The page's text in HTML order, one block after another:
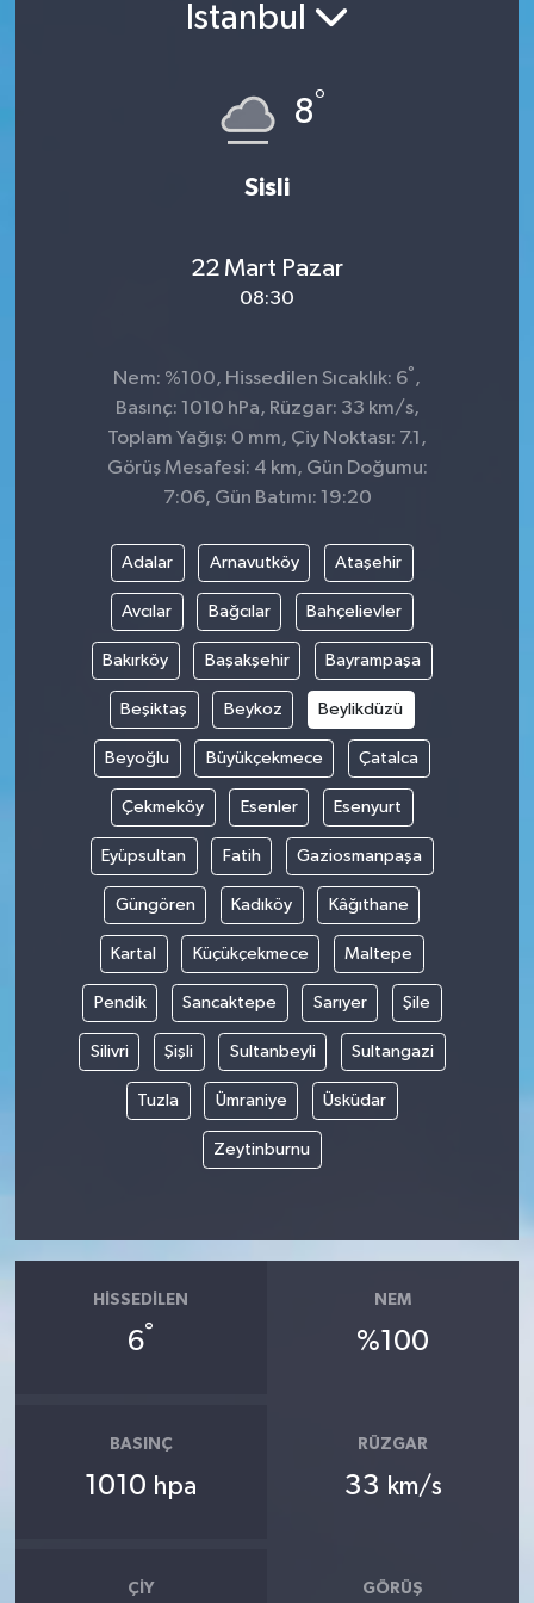
İstanbul
8°
Sisli
22 Mart Pazar
08:30
Nem: %100, Hissedilen Sıcaklık: 6° ,
Basınç: 1010 hPa, Rüzgar: 33 km/s,
Toplam Yağış: 0 mm, Çiy Noktası: 7.1,
Görüş Mesafesi: 4 km, Gün Doğumu:
7:06, Gün Batımı: 19:20
Adalar Arnavutköy Ataşehir
Avcılar Bağcılar Bahçelievler
Bakırköy Başakşehir Bayrampaşa
Beşiktaş Beykoz Beylikdüzü
Beyoğlu Büyükçekmece Çatalca
Çekmeköy Esenler Esenyurt
Eyüpsultan Fatih Gaziosmanpaşa
Güngören Kadıköy Kâğıthane
Kartal Küçükçekmece Maltepe
Pendik Sancaktepe Sarıyer Şile
Silivri Şişli Sultanbeyli Sultangazi
Tuzla Ümraniye Üsküdar
Zeytinburnu
HISSEDILEN
6°
NEM
%100
BASINÇ
1010 hpa
RÜZGAR
33 km/s
ÇIY GÖRÜŞ